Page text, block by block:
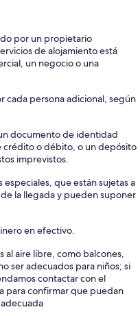
por un propietario
de alojamiento está
un negocio o una
cada persona adicional, según
documento de identidad
crédito o débito, o un depósito
imprevistos.
especiales, que están sujetas a
la llegada y pueden suponer
en efectivo.
al aire libre, como balcones,
ser adecuados para niños; si
contactar con el
para confirmar que puedan